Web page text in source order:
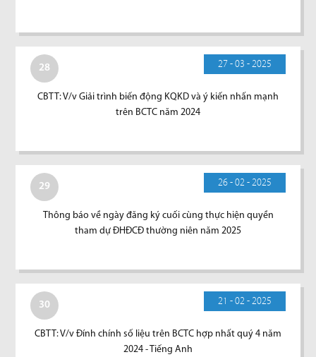
28 27 - 03 - 2025
CBTT: V/v Giải trình biến động KQKD và ý kiến nhấn mạnh
trên BCTC năm 2024
29 26 - 02 - 2025
Thông báo về ngày đăng ký cuối cùng thực hiện quyền
tham dự ĐHĐCĐ thường niên năm 2025
30 21 - 02 - 2025
CBTT: V/v Đính chính số liệu trên BCTC hợp nhất quý 4 năm
2024 - Tiếng Anh